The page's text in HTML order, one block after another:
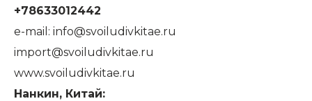
+78633012442
e-mail: info@svoiludivkitae.ru
import@svoiludivkitae.ru
www.svoiludivkitae.ru
Нанкин, Китай: